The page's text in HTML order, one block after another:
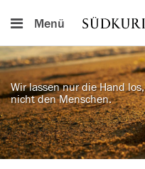
Menü
Wir lassen nur die Hand los,
nicht den Menschen.